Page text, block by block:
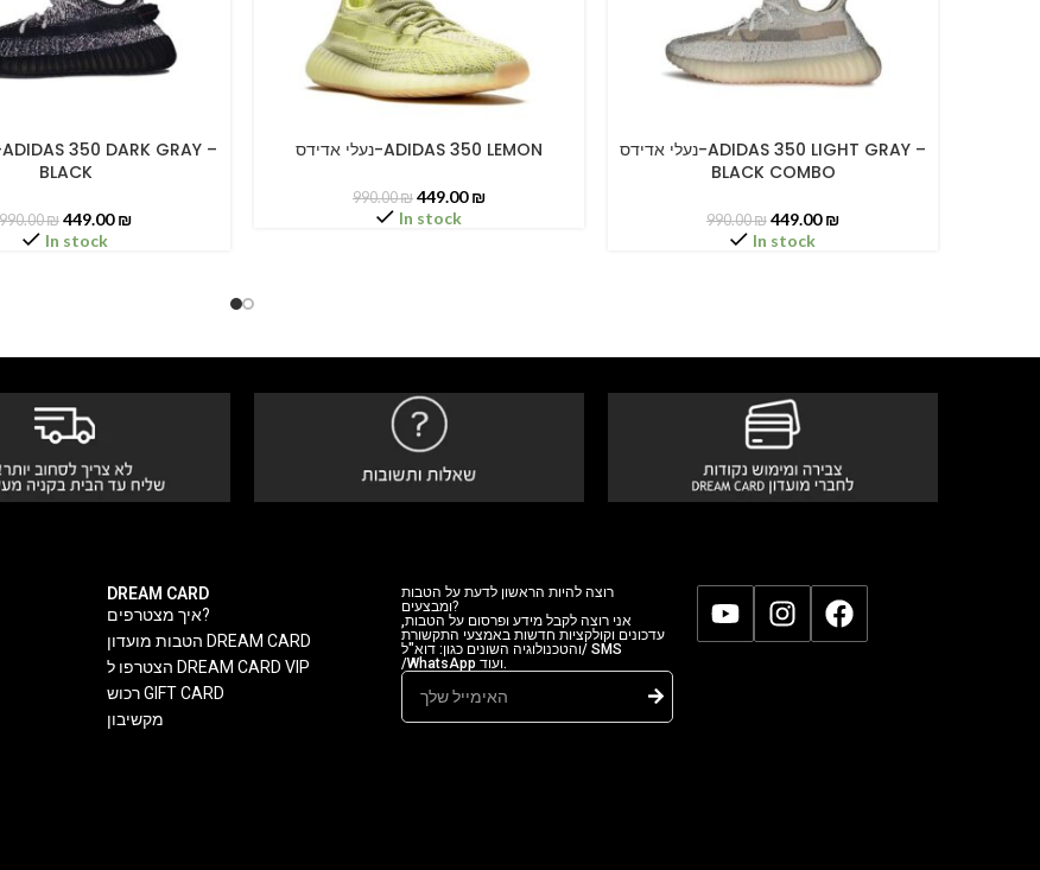
BLACK
990.00₪ 449.00₪
In stock
SELECT OPTIONSנעלי אדידס-ADIDAS 350 LEMON
990.00₪ 449.00₪
In stock
SELECT OPTIONS
נעלי אדידס-ADIDAS 350 LIGHT GRAY –
BLACK COMBO
990.00₪ 449.00₪
In stock
DREAM CARD
איך מצטרפים?
הטבות מועדון DREAM CARD
הצטרפו ל DREAM CARD VIP
רכוש GIFT CARD
מקשיבון
רוצה להיות הראשון לדעת על הטבות
ומבצעים?
אני רוצה לקבל מידע ופרסום על הטבות,
עדכונים וקולקציות חדשות באמצעי התקשורת
והטכנולוגיה השונים כגון: דוא"ל/ SMS
/WhatsApp ועוד.